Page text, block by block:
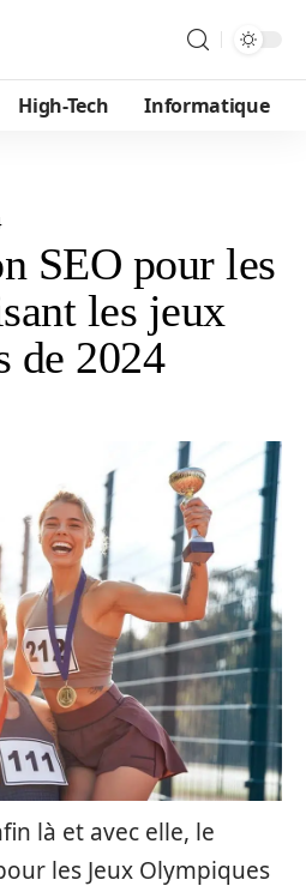
High-Tech Informatique
SEO pour les
les jeux
de 2024
là et avec elle, le
les Jeux Olympiques